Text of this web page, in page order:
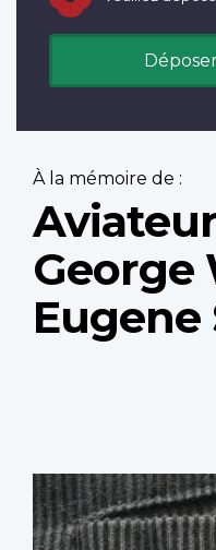
À la mémoire de :
George
Profile
image